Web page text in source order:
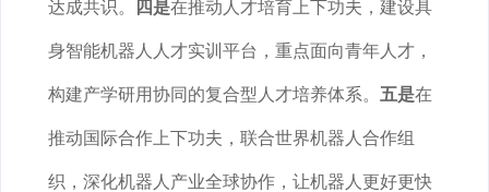
达成共识。 四是在推动人才培育上下功夫，建设具
身智能机器人人才实训平台，重点面向青年人才，
构建产学研用协同的复合型人才培养体系。 五是在
推动国际合作上下功夫，联合世界机器人合作组
织，深化机器人产业全球协作，让机器人更好更快